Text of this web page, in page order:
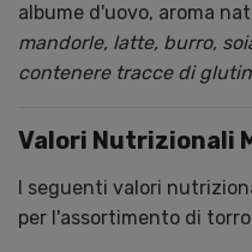
albume d'uovo, aroma
mandorle, latte, burro,
contenere tracce di
Valori Nutrizionali
I seguenti valori
per l'assortimento di